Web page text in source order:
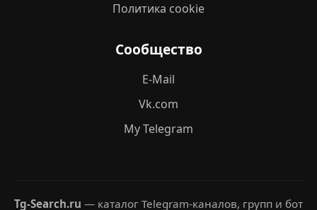
Политика cookie
Сообщество
E-Mail
Vk.com
My Telegram
Tg-Search.ru — каталог Telegram-каналов, групп и бот